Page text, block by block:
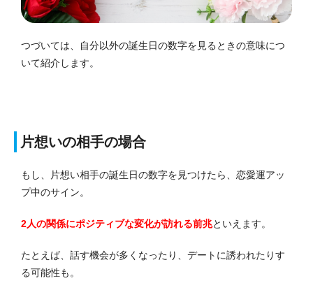
つづいては、自分以外の誕生日の数字を見るときの意味につ
いて紹介します。
片想いの相手の場合
もし、片想い相手の誕生日の数字を見つけたら、恋愛運アッ
プ中のサイン。
2人の関係にポジティブな変化が訪れる前兆といえます。
たとえば、話す機会が多くなったり、デートに誘われたりす
る可能性も。